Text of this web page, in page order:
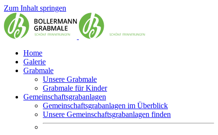
Zum Inhalt springen
Home
Galerie
Grabmale
Unsere Grabmale
Grabmale für Kinder
Gemeinschaftsgrabanlagen
Gemeinschaftsgrabanlagen im Überblick
Unsere Gemeinschaftsgrabanlagen finden